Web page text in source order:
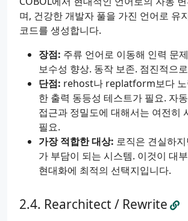
며, 건강한 개발자 풀을 가진 언어로 유
코드를 생성합니다.
장점: 주류 언어로 이동해 인력 문
보수성 향상. 동작 보존. 점진적으
단점: rehost나 replatform보다 노
한 출력 동등성 테스트가 필요. 자
접근과 정밀도에 대해서는 여전히
필요.
가장 적합한 대상: 로직은 견실하
가 부담이 되는 시스템. 이것이 대
현대화에 최적의 선택지입니다.
Rearchitect / Rewrite